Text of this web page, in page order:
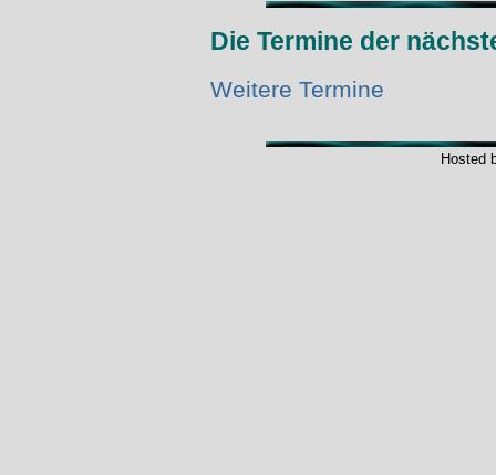
Die Termine der
Weitere Termine
Hosted